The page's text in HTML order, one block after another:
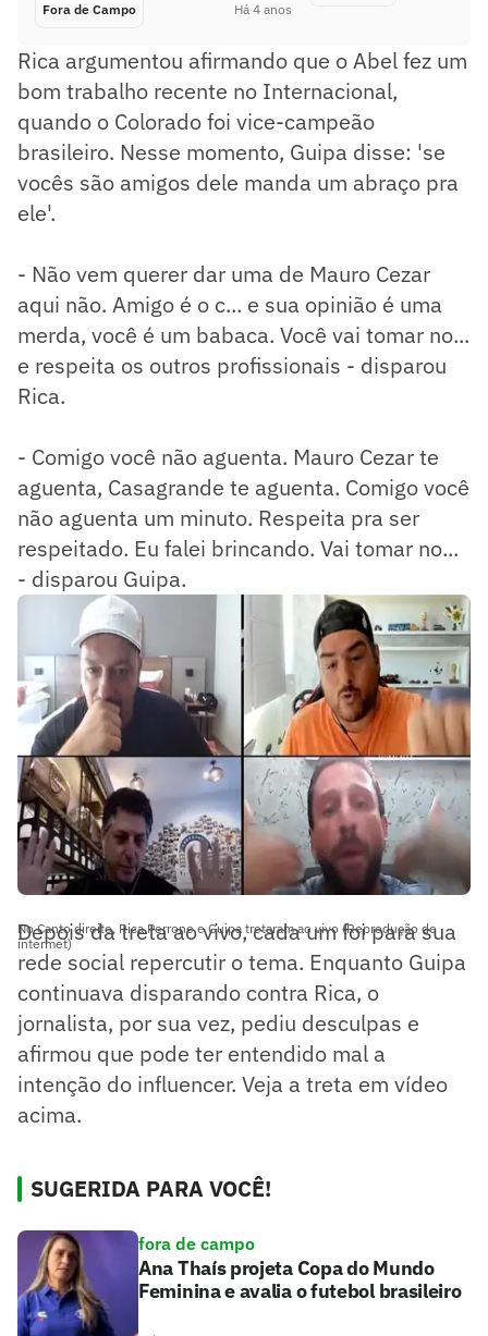
Fora de Campo Há 4 anos
Rica argumentou afirmando que o Abel fez um
bom trabalho recente no Internacional,
quando o Colorado foi vice-campeão
brasileiro. Nesse momento, Guipa disse: 'se
vocês são amigos dele manda um abraço pra
ele'.
- Não vem querer dar uma de Mauro Cezar
aqui não. Amigo é o c... e sua opinião é uma
merda, você é um babaca. Você vai tomar no...
e respeita os outros profissionais - disparou
Rica.
- Comigo você não aguenta. Mauro Cezar te
aguenta, Casagrande te aguenta. Comigo você
não aguenta um minuto. Respeita pra ser
respeitado. Eu falei brincando. Vai tomar no...
- disparou Guipa.
No Canto direito, Rica Perrone e Guipa tretaram ao vivo (Reprodução de
intermet)
Depois da treta ao vivo, cada um foi para sua
rede social repercutir o tema. Enquanto Guipa
continuava disparando contra Rica, o
jornalista, por sua vez, pediu desculpas e
afirmou que pode ter entendido mal a
intenção do influencer. Veja a treta em vídeo
acima.
SUGERIDA PARA VOCÊ!
fora de campo
Ana Thaís projeta Copa do Mundo
Feminina e avalia o futebol brasileiro